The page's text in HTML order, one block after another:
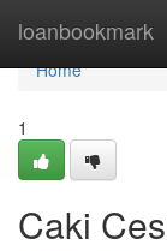
loanbookmark
Home
Home
1
Caki